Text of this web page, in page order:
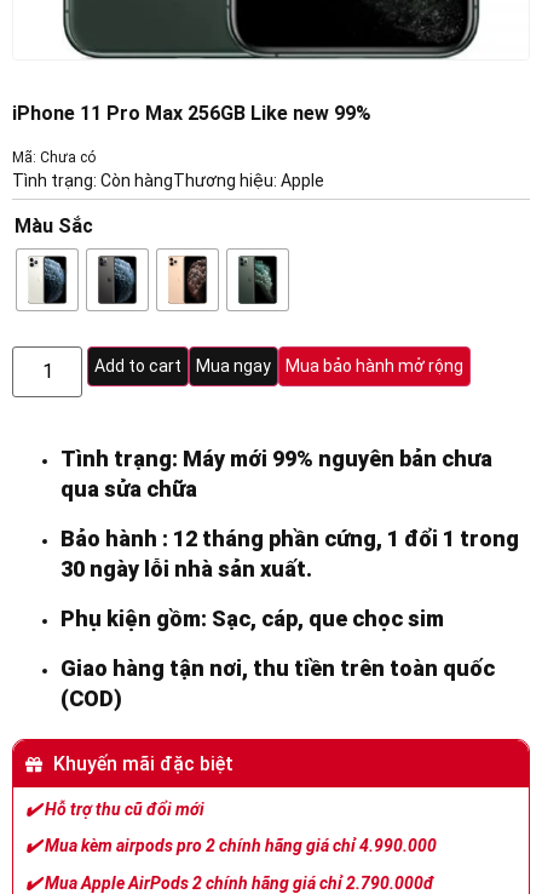
iPhone 11 Pro Max 256GB Like new 99%
Mã: Chưa có
Tình trạng: Còn hàngThương hiệu: Apple
Màu Sắc
Add to cart Mua ngay Mua bảo hành mở rộng
Tình trạng: Máy mới 99% nguyên bản chưa
qua sửa chữa
Bảo hành : 12 tháng phần cứng, 1 đổi 1 trong
30 ngày lỗi nhà sản xuất.
Phụ kiện gồm: Sạc, cáp, que chọc sim
Giao hàng tận nơi, thu tiền trên toàn quốc
(COD)
Khuyến mãi đặc biệt
✔️Hỗ trợ thu cũ đổi mới
✔️Mua kèm airpods pro 2 chính hãng giá chỉ 4.990.000
✔️Mua Apple AirPods 2 chính hãng giá chỉ 2.790.000đ